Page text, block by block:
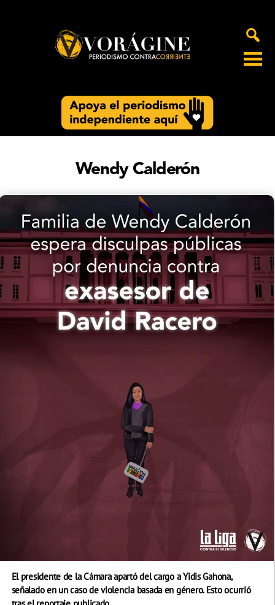
Wendy Calderón
El presidente de la Cámara apartó del cargo a Yidis Gahona,
señalado en un caso de violencia basada en género. Esto ocurrió